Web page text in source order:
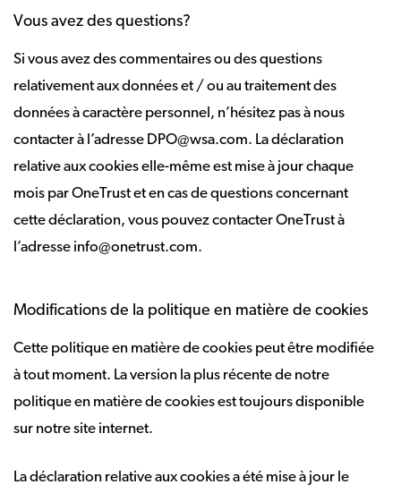
Vous avez des questions?
Si vous avez des commentaires ou des questions
relativement aux données et / ou au traitement des
données à caractère personnel, n’hésitez pas à nous
contacter à l’adresse DPO@wsa.com. La déclaration
relative aux cookies elle-même est mise à jour chaque
mois par OneTrust et en cas de questions concernant
cette déclaration, vous pouvez contacter OneTrust à
l’adresse info@onetrust.com.
Modifications de la politique en matière de cookies
Cette politique en matière de cookies peut être modifiée
à tout moment. La version la plus récente de notre
politique en matière de cookies est toujours disponible
sur notre site internet.
La déclaration relative aux cookies a été mise à jour le